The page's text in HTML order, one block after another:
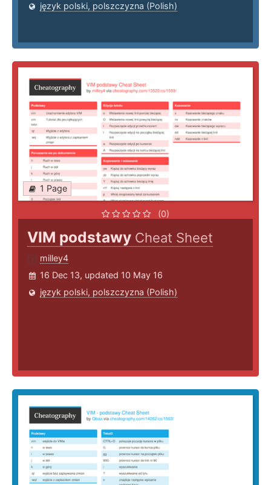
język polski, polszczyzna (Polish)
1 Page
(0)
VIM podstawy Cheat Sheet
milley4
16 Dec 13, updated 10 May 16
język polski, polszczyzna (Polish)